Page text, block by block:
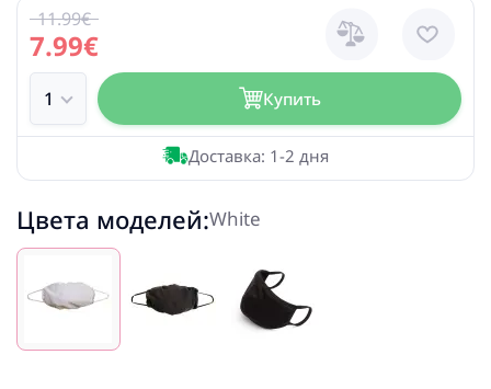
7.99€
11.99€
Купить
Доставка: 1-2 дня
Цвета моделей:White